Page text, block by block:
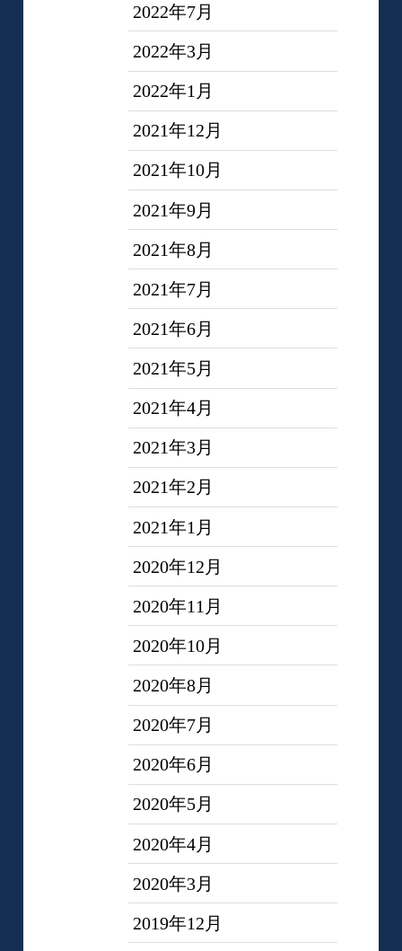
2022年7月
2022年3月
2022年1月
2021年12月
2021年10月
2021年9月
2021年8月
2021年7月
2021年6月
2021年5月
2021年4月
2021年3月
2021年2月
2021年1月
2020年12月
2020年11月
2020年10月
2020年8月
2020年7月
2020年6月
2020年5月
2020年4月
2020年3月
2019年12月